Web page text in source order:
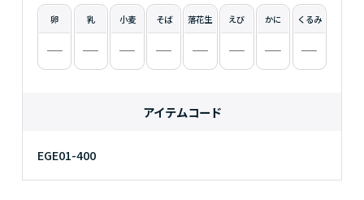
卵 乳 小麦 そば 落花生 えび かに くるみ
アイテムコード
EGE01-400